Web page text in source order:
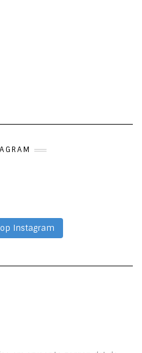
Instagram